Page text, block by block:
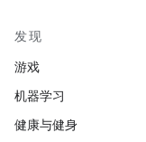
发现
游戏
机器学习
健康与健身